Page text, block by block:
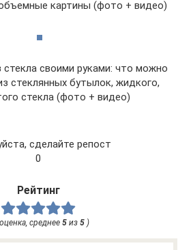
картины (фото + видео)
стекла своими руками: что можно
стеклянных бутылок, жидкого,
стекла (фото + видео)
сделайте репост
0
Рейтинг
оценка, среднее 5из 5)